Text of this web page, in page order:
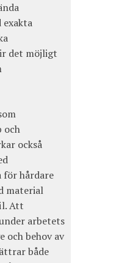
det möjligt
och
också
för hårdare
material
Att
arbetets
och behov av
både